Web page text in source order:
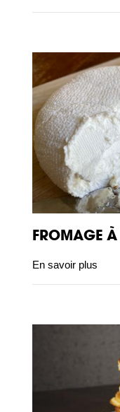
FROMAGE
En savoir plus